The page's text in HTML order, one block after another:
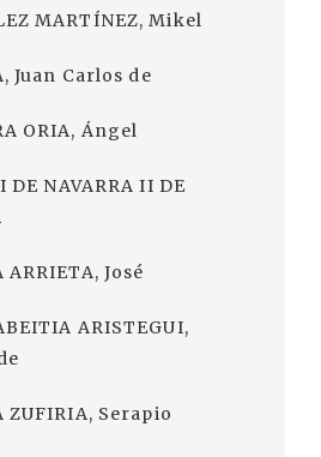
MARTÍNEZ, Mikel
Juan Carlos de
ORIA, Ángel
DE NAVARRA II DE
ARRIETA, José
ARISTEGUI,
ZUFIRIA, Serapio